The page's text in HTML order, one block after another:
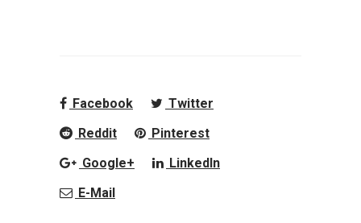
Facebook
Twitter
Reddit
Pinterest
Google+
LinkedIn
E-Mail